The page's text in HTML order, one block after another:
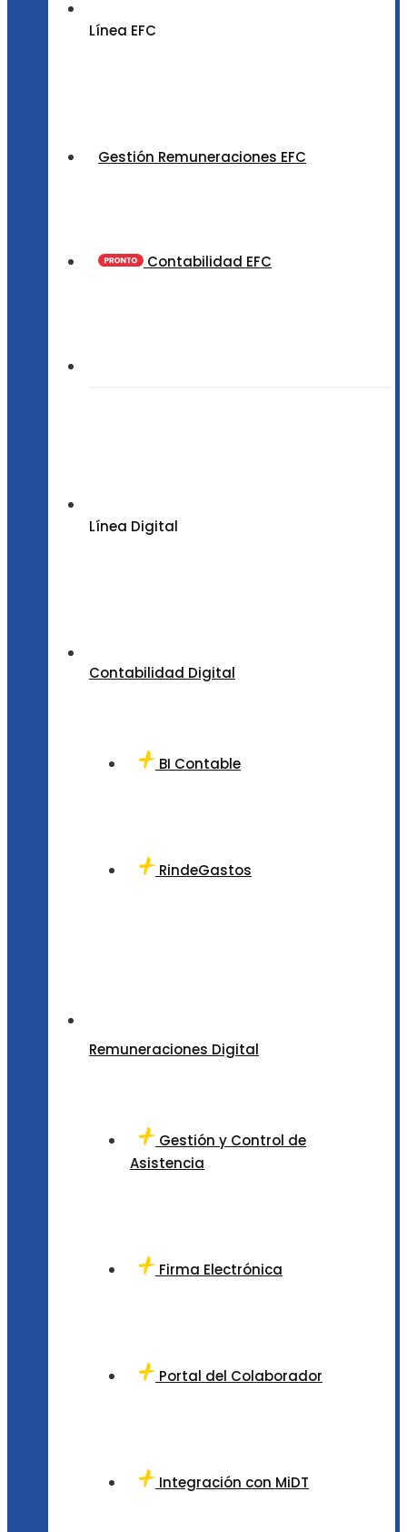
Línea EFC
Gestión Remuneraciones EFC
Contabilidad EFC
Línea Digital
Contabilidad Digital
BI Contable
RindeGastos
Remuneraciones Digital
Gestión y Control de
Asistencia
Firma Electrónica
Portal del Colaborador
Integración con MiDT